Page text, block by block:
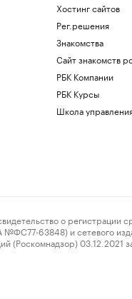
Хостинг сайтов
Рег.решения
Знакомства
Сайт знакомств
РБК Компании
РБК Курсы
Школа
о регистрации
63848) и сетевого
(Роскомнадзор)